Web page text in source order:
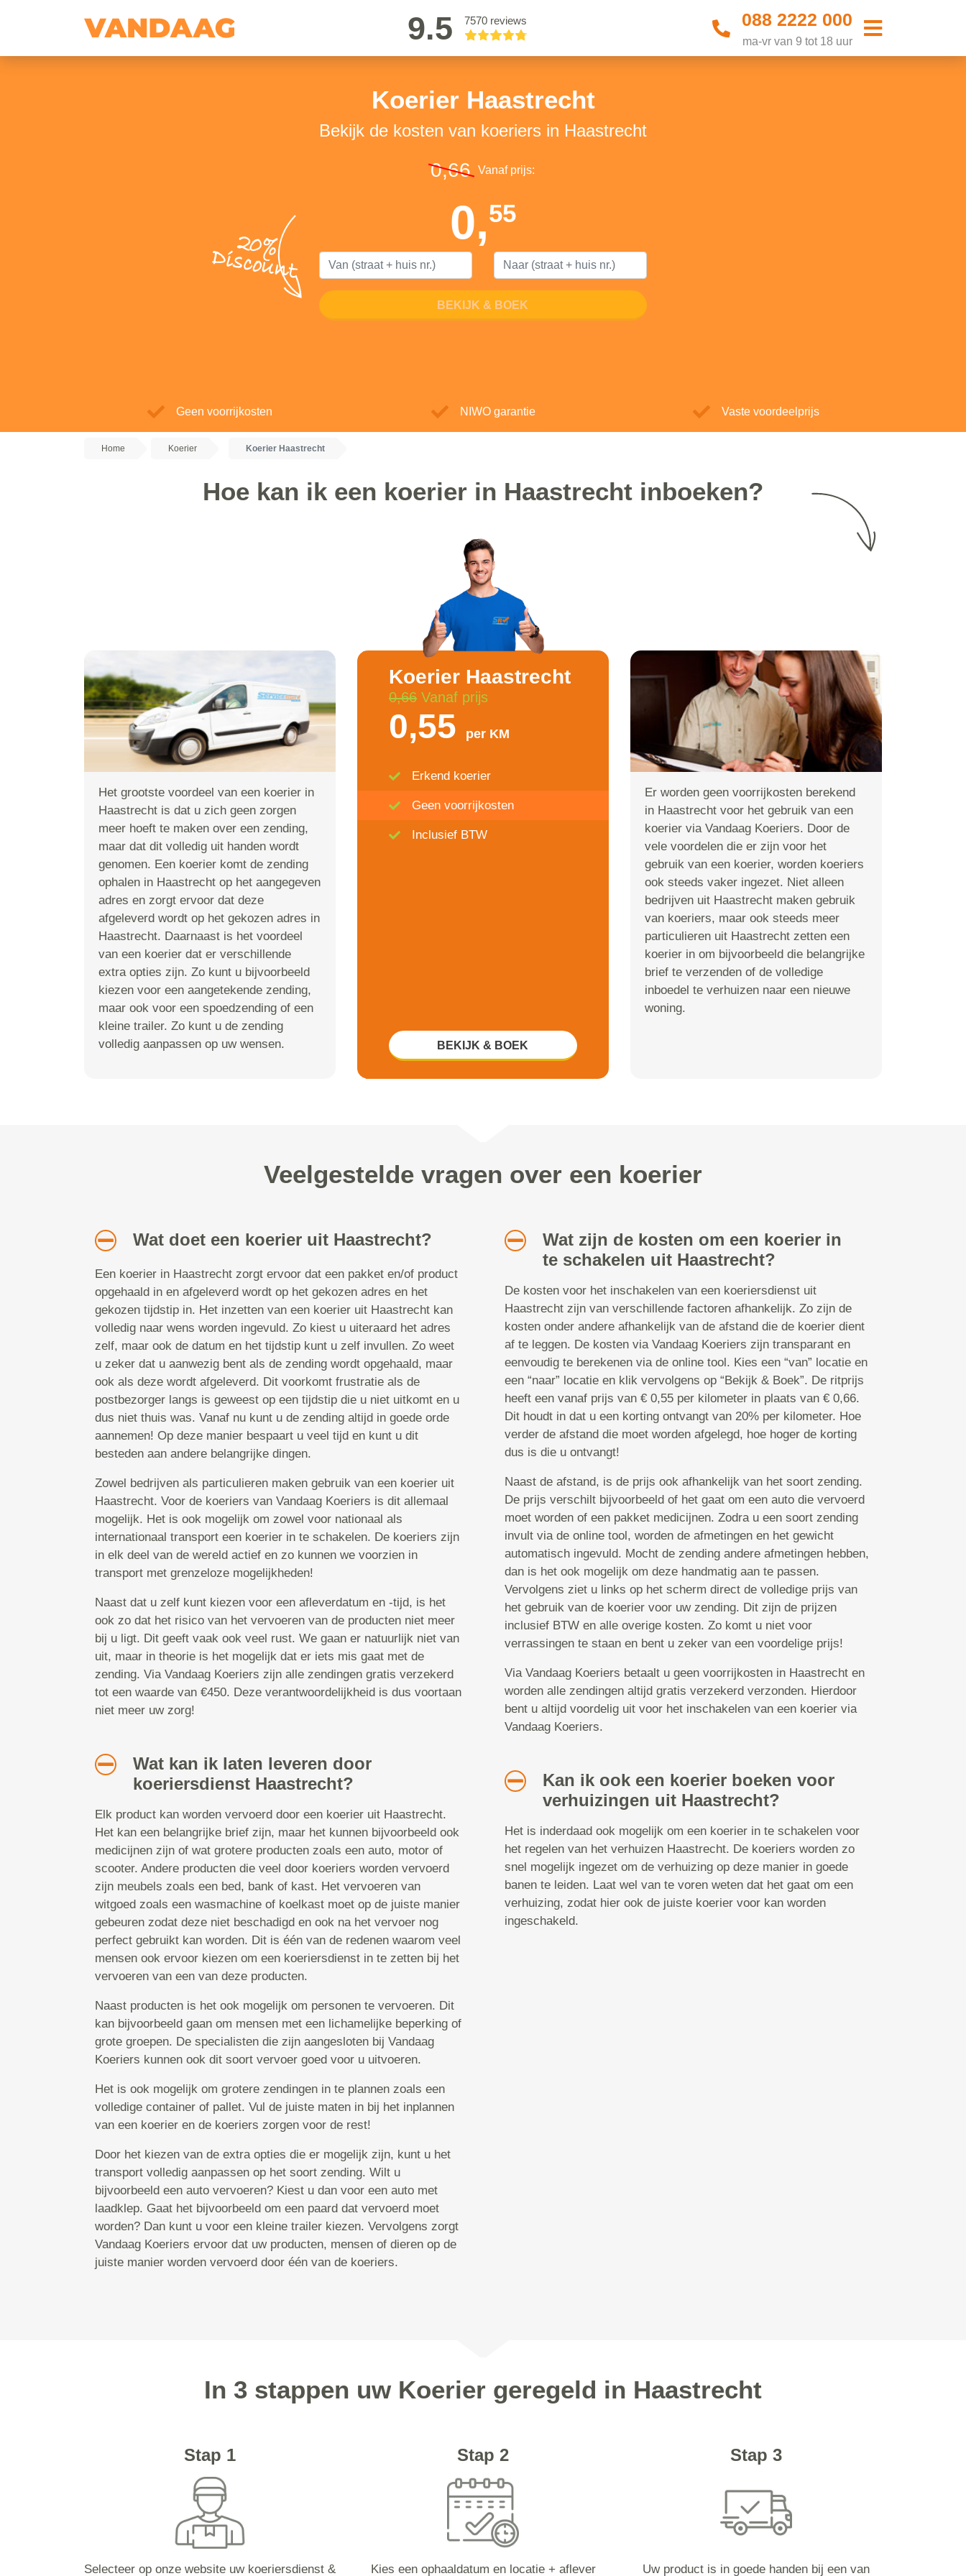
9.5 7570 reviews 088 2222 000
ma-vr van 9 tot 18 uur
Koerier Haastrecht
Bekijk de kosten van koeriers in Haastrecht
20%
Discount
0,66 Vanaf prijs:
0,55
BEKIJK & BOEK
Geen voorrijkosten NIWO garantie Vaste voordeelprijs
Home Koerier Koerier Haastrecht
Hoe kan ik een koerier in Haastrecht inboeken?
Het grootste voordeel van een koerier in
Haastrecht is dat u zich geen zorgen
meer hoeft te maken over een zending,
maar dat dit volledig uit handen wordt
genomen. Een koerier komt de zending
ophalen in Haastrecht op het aangegeven
adres en zorgt ervoor dat deze
afgeleverd wordt op het gekozen adres in
Haastrecht. Daarnaast is het voordeel
van een koerier dat er verschillende
extra opties zijn. Zo kunt u bijvoorbeeld
kiezen voor een aangetekende zending,
maar ook voor een spoedzending of een
kleine trailer. Zo kunt u de zending
volledig aanpassen op uw wensen.
Koerier Haastrecht
0,66 Vanaf prijs
0,55 per KM
Erkend koerier
Geen voorrijkosten
Inclusief BTW
BEKIJK & BOEK
Er worden geen voorrijkosten berekend
in Haastrecht voor het gebruik van een
koerier via Vandaag Koeriers. Door de
vele voordelen die er zijn voor het
gebruik van een koerier, worden koeriers
ook steeds vaker ingezet. Niet alleen
bedrijven uit Haastrecht maken gebruik
van koeriers, maar ook steeds meer
particulieren uit Haastrecht zetten een
koerier in om bijvoorbeeld die belangrijke
brief te verzenden of de volledige
inboedel te verhuizen naar een nieuwe
woning.
Veelgestelde vragen over een koerier
Wat doet een koerier uit Haastrecht?
Een koerier in Haastrecht zorgt ervoor dat een pakket en/of product
opgehaald in en afgeleverd wordt op het gekozen adres en het
gekozen tijdstip in. Het inzetten van een koerier uit Haastrecht kan
volledig naar wens worden ingevuld. Zo kiest u uiteraard het adres
zelf, maar ook de datum en het tijdstip kunt u zelf invullen. Zo weet
u zeker dat u aanwezig bent als de zending wordt opgehaald, maar
ook als deze wordt afgeleverd. Dit voorkomt frustratie als de
postbezorger langs is geweest op een tijdstip die u niet uitkomt en u
dus niet thuis was. Vanaf nu kunt u de zending altijd in goede orde
aannemen! Op deze manier bespaart u veel tijd en kunt u dit
besteden aan andere belangrijke dingen.
Zowel bedrijven als particulieren maken gebruik van een koerier uit
Haastrecht. Voor de koeriers van Vandaag Koeriers is dit allemaal
mogelijk. Het is ook mogelijk om zowel voor nationaal als
internationaal transport een koerier in te schakelen. De koeriers zijn
in elk deel van de wereld actief en zo kunnen we voorzien in
transport met grenzeloze mogelijkheden!
Naast dat u zelf kunt kiezen voor een afleverdatum en -tijd, is het
ook zo dat het risico van het vervoeren van de producten niet meer
bij u ligt. Dit geeft vaak ook veel rust. We gaan er natuurlijk niet van
uit, maar in theorie is het mogelijk dat er iets mis gaat met de
zending. Via Vandaag Koeriers zijn alle zendingen gratis verzekerd
tot een waarde van €450. Deze verantwoordelijkheid is dus voortaan
niet meer uw zorg!
Wat kan ik laten leveren door
koeriersdienst Haastrecht?
Elk product kan worden vervoerd door een koerier uit Haastrecht.
Het kan een belangrijke brief zijn, maar het kunnen bijvoorbeeld ook
medicijnen zijn of wat grotere producten zoals een auto, motor of
scooter. Andere producten die veel door koeriers worden vervoerd
zijn meubels zoals een bed, bank of kast. Het vervoeren van
witgoed zoals een wasmachine of koelkast moet op de juiste manier
gebeuren zodat deze niet beschadigd en ook na het vervoer nog
perfect gebruikt kan worden. Dit is één van de redenen waarom veel
mensen ook ervoor kiezen om een koeriersdienst in te zetten bij het
vervoeren van een van deze producten.
Naast producten is het ook mogelijk om personen te vervoeren. Dit
kan bijvoorbeeld gaan om mensen met een lichamelijke beperking of
grote groepen. De specialisten die zijn aangesloten bij Vandaag
Koeriers kunnen ook dit soort vervoer goed voor u uitvoeren.
Het is ook mogelijk om grotere zendingen in te plannen zoals een
volledige container of pallet. Vul de juiste maten in bij het inplannen
van een koerier en de koeriers zorgen voor de rest!
Door het kiezen van de extra opties die er mogelijk zijn, kunt u het
transport volledig aanpassen op het soort zending. Wilt u
bijvoorbeeld een auto vervoeren? Kiest u dan voor een auto met
laadklep. Gaat het bijvoorbeeld om een paard dat vervoerd moet
worden? Dan kunt u voor een kleine trailer kiezen. Vervolgens zorgt
Vandaag Koeriers ervoor dat uw producten, mensen of dieren op de
juiste manier worden vervoerd door één van de koeriers.
Wat zijn de kosten om een koerier in
te schakelen uit Haastrecht?
De kosten voor het inschakelen van een koeriersdienst uit
Haastrecht zijn van verschillende factoren afhankelijk. Zo zijn de
kosten onder andere afhankelijk van de afstand die de koerier dient
af te leggen. De kosten via Vandaag Koeriers zijn transparant en
eenvoudig te berekenen via de online tool. Kies een “van” locatie en
een “naar” locatie en klik vervolgens op “Bekijk & Boek”. De ritprijs
heeft een vanaf prijs van € 0,55 per kilometer in plaats van € 0,66.
Dit houdt in dat u een korting ontvangt van 20% per kilometer. Hoe
verder de afstand die moet worden afgelegd, hoe hoger de korting
dus is die u ontvangt!
Naast de afstand, is de prijs ook afhankelijk van het soort zending.
De prijs verschilt bijvoorbeeld of het gaat om een auto die vervoerd
moet worden of een pakket medicijnen. Zodra u een soort zending
invult via de online tool, worden de afmetingen en het gewicht
automatisch ingevuld. Mocht de zending andere afmetingen hebben,
dan is het ook mogelijk om deze handmatig aan te passen.
Vervolgens ziet u links op het scherm direct de volledige prijs van
het gebruik van de koerier voor uw zending. Dit zijn de prijzen
inclusief BTW en alle overige kosten. Zo komt u niet voor
verrassingen te staan en bent u zeker van een voordelige prijs!
Via Vandaag Koeriers betaalt u geen voorrijkosten in Haastrecht en
worden alle zendingen altijd gratis verzekerd verzonden. Hierdoor
bent u altijd voordelig uit voor het inschakelen van een koerier via
Vandaag Koeriers.
Kan ik ook een koerier boeken voor
verhuizingen uit Haastrecht?
Het is inderdaad ook mogelijk om een koerier in te schakelen voor
het regelen van het verhuizen Haastrecht. De koeriers worden zo
snel mogelijk ingezet om de verhuizing op deze manier in goede
banen te leiden. Laat wel van te voren weten dat het gaat om een
verhuizing, zodat hier ook de juiste koerier voor kan worden
ingeschakeld.
In 3 stappen uw Koerier geregeld in Haastrecht
Stap 1
Selecteer op onze website uw koeriersdienst &
Stap 2
Kies een ophaaldatum en locatie + aflever
Stap 3
Uw product is in goede handen bij een van